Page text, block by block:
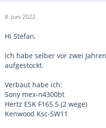
8. Juni 2022
Hi Stefan,
Ich habe selber vor zwei
aufgestockt.
Verbaut habe ich:
Sony mex-n4300bt
Hertz ESK F165.5 (2 wege)
Kenwood Ksc-SW11